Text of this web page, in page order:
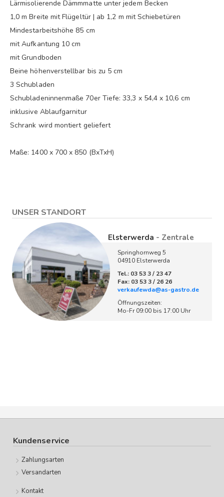
Lärmisolierende Dämmmatte unter jedem Becken
1,0 m Breite mit Flügeltür | ab 1,2 m mit Schiebetüren
Mindestarbeitshöhe 85 cm
mit Aufkantung 10 cm
mit Grundboden
Beine höhenverstellbar bis zu 5 cm
3 Schubladen
Schubladeninnenmaße 70er Tiefe: 33,3 x 54,4 x 10,6 cm
inklusive Ablaufgarnitur
Schrank wird montiert geliefert
Maße: 1400 x 700 x 850 (BxTxH)
UNSER STANDORT
Elsterwerda - Zentrale
Springhornweg 5
04910 Elsterwerda
Tel.: 03 53 3 / 23 47
Fax: 03 53 3 / 26 26
verkaufewda@as-gastro.de
Öffnungszeiten:
Mo-Fr 09:00 bis 17:00 Uhr
Kundenservice
Zahlungsarten
Versandarten
Kontakt